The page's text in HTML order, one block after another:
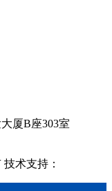
厦B座303室
技术支持：